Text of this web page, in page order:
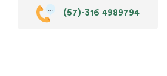
(57)-316 4989794